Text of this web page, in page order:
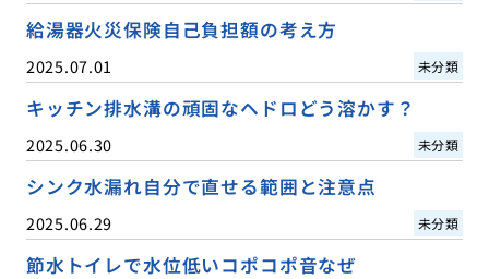
給湯器火災保険自己負担額の考え方
2025.07.01 未分類
キッチン排水溝の頑固なヘドロどう溶かす？
2025.06.30 未分類
シンク水漏れ自分で直せる範囲と注意点
2025.06.29 未分類
節水トイレで水位低いコポコポ音なぜ